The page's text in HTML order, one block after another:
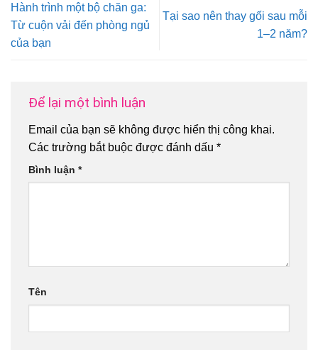
Hành trình một bộ chăn ga:
Từ cuộn vải đến phòng ngủ
của bạn
Tại sao nên thay gối sau mỗi
1–2 năm?
Để lại một bình luận
Email của bạn sẽ không được hiển thị công khai.
Các trường bắt buộc được đánh dấu *
Bình luận *
Tên